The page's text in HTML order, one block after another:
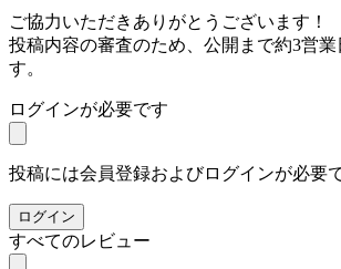
ご協力いただきありがとうございます！
投稿内容の審査のため、公開まで約3営業
す。
ログインが必要です
投稿には会員登録およびログインが必要
ログイン
すべてのレビュー